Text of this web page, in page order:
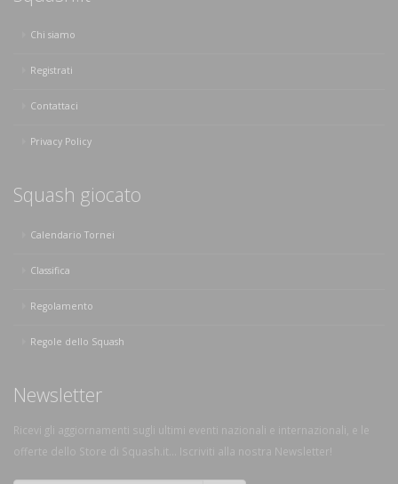
Chi siamo
Registrati
Contattaci
Privacy Policy
Squash giocato
Calendario Tornei
Classifica
Regolamento
Regole dello Squash
Newsletter
Ricevi gli aggiornamenti sugli ultimi eventi nazionali e internazionali, e le
offerte dello Store di Squash.it... Iscriviti alla nostra Newsletter!